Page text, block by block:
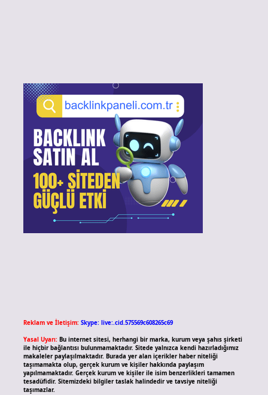
Reklam ve İletişim: Skype: live:.cid.575569c608265c69
Yasal Uyarı: Bu internet sitesi, herhangi bir marka, kurum veya şahıs şirketi
ile hiçbir bağlantısı bulunmamaktadır. Sitede yalnızca kendi hazırladığımız
makaleler paylaşılmaktadır. Burada yer alan içerikler haber niteliği
taşımamakta olup, gerçek kurum ve kişiler hakkında paylaşım
yapılmamaktadır. Gerçek kurum ve kişiler ile isim benzerlikleri tamamen
tesadüfidir. Sitemizdeki bilgiler taslak halindedir ve tavsiye niteliği
taşımazlar.